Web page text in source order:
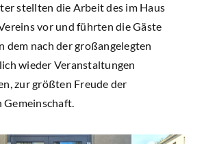
stellten die Arbeit des im Haus
vor und führten die Gäste
dem nach der großangelegten
wieder Veranstaltungen
zur größten Freude der
Gemeinschaft.